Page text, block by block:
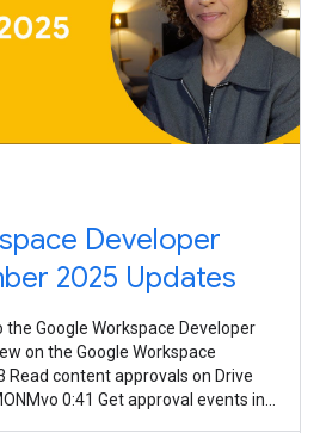
Developer
2025 Updates
the Google Workspace Developer
on the Google Workspace
Read content approvals on Drive
0:41 Get approval events in